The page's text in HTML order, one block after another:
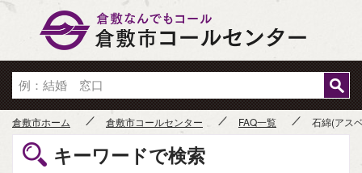
倉敷市ホーム 倉敷市コールセンター FAQ一覧 石綿(アス
キーワードで検索